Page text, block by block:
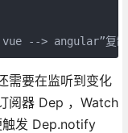
--> angular”复制
需要在监听到变化
阅器 Dep ，Watch
触发 Dep.notify